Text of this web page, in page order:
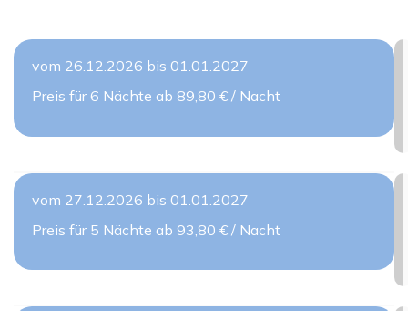
vom 26.12.2026 bis 01.01.2027
Preis für 6 Nächte ab 89,80 € / Nacht
vom 27.12.2026 bis 01.01.2027
Preis für 5 Nächte ab 93,80 € / Nacht